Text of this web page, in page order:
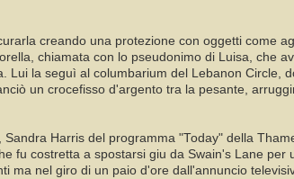
creando una protezione con oggetti come
chiamata con lo pseudonimo di Luisa, che
Lui la seguì al columbarium del Lebanon Circle,
un crocefisso d'argento tra la pesante,
Sandra Harris del programma "Today" della
fu costretta a spostarsi giu da Swain's Lane
ma nel giro di un paio d'ore dall'annuncio